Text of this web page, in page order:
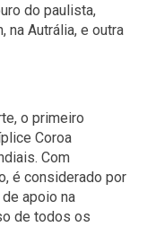
do paulista,
na Autrália, e outra
o primeiro
Coroa
Com
é considerado por
apoio na
de todos os